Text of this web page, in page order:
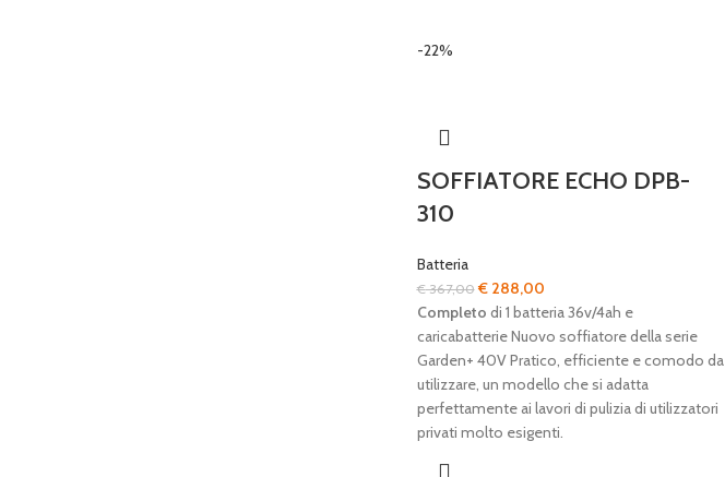
-22%
SOFFIATORE ECHO DPB-
310
Batteria
€367,00Il
prezzo
originale
era:
€ 367,00.
€288,00Il
prezzo
attuale
è:
€ 288,00.
Completo di 1 batteria 36v/4ah e
caricabatterie Nuovo soffiatore della serie
Garden+ 40V Pratico, efficiente e comodo da
utilizzare, un modello che si adatta
perfettamente ai lavori di pulizia di utilizzatori
privati molto esigenti.